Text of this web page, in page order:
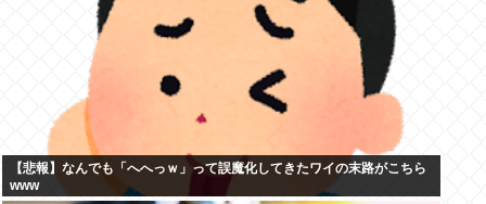
【悲報】なんでも「へへっｗ」って誤魔化してきたワイの末路がこちら
www